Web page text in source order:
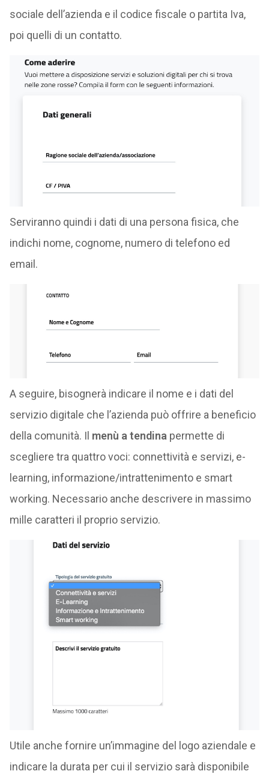
sociale dell’azienda e il codice fiscale o partita Iva,
poi quelli di un contatto.
Serviranno quindi i dati di una persona fisica, che
indichi nome, cognome, numero di telefono ed
email.
A seguire, bisognerà indicare il nome e i dati del
servizio digitale che l’azienda può offrire a beneficio
della comunità. Il menù a tendinapermette di
scegliere tra quattro voci: connettività e servizi, e-
learning, informazione/intrattenimento e smart
working. Necessario anche descrivere in massimo
mille caratteri il proprio servizio.
Utile anche fornire un’immagine del logo aziendale e
indicare la durata per cui il servizio sarà disponibile